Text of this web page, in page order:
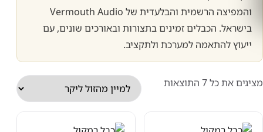
והמפיצה הרשמית והבלעדית של Vermouth Audio
בישראל. הכבלים זמינים בתצורות ובאורכים שונים, עם
ייעוץ להתאמה למערכת ולתקציב.
מציגים את כל ⁦7⁩ התוצאות
מחיר: